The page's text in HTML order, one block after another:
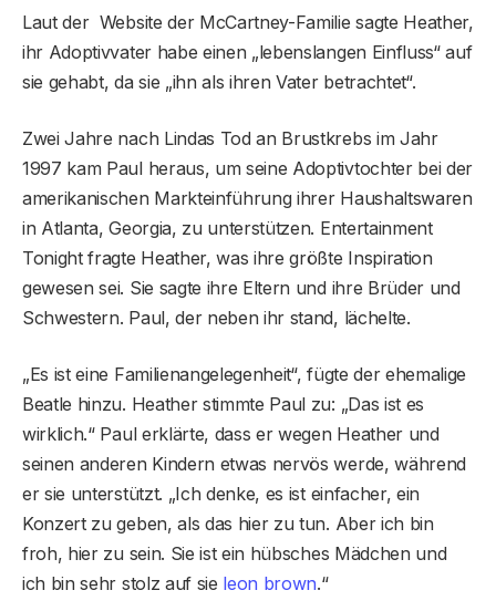
Laut der Website der McCartney-Familie sagte Heather,
ihr Adoptivvater habe einen „lebenslangen Einfluss“ auf
sie gehabt, da sie „ihn als ihren Vater betrachtet“.
Zwei Jahre nach Lindas Tod an Brustkrebs im Jahr
1997 kam Paul heraus, um seine Adoptivtochter bei der
amerikanischen Markteinführung ihrer Haushaltswaren
in Atlanta, Georgia, zu unterstützen. Entertainment
Tonight fragte Heather, was ihre größte Inspiration
gewesen sei. Sie sagte ihre Eltern und ihre Brüder und
Schwestern. Paul, der neben ihr stand, lächelte.
„Es ist eine Familienangelegenheit“, fügte der ehemalige
Beatle hinzu. Heather stimmte Paul zu: „Das ist es
wirklich.“ Paul erklärte, dass er wegen Heather und
seinen anderen Kindern etwas nervös werde, während
er sie unterstützt. „Ich denke, es ist einfacher, ein
Konzert zu geben, als das hier zu tun. Aber ich bin
froh, hier zu sein. Sie ist ein hübsches Mädchen und
ich bin sehr stolz auf sie leon brown.“